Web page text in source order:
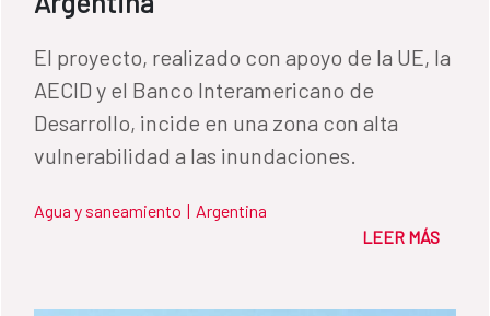
El proyecto, realizado con apoyo de la UE, la
AECID y el Banco Interamericano de
Desarrollo, incide en una zona con alta
vulnerabilidad a las inundaciones.
Agua y saneamiento | Argentina
LEER MÁS